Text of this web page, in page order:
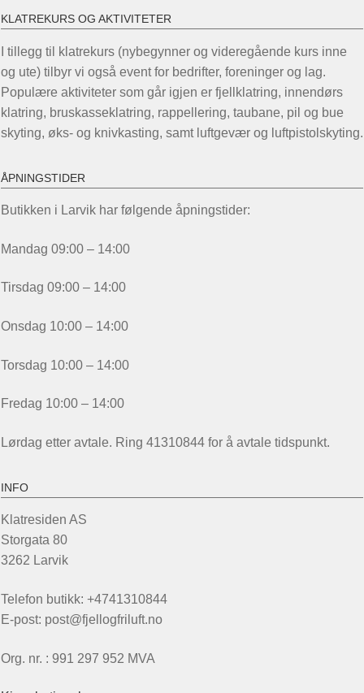
KLATREKURS OG AKTIVITETER
I tillegg til klatrekurs (nybegynner og videregående kurs inne
og ute) tilbyr vi også event for bedrifter, foreninger og lag.
Populære aktiviteter som går igjen er fjellklatring, innendørs
klatring, bruskasseklatring, rappellering, taubane, pil og bue
skyting, øks- og knivkasting, samt luftgevær og luftpistolskyting.
ÅPNINGSTIDER
Butikken i Larvik har følgende åpningstider:
Mandag 09:00 – 14:00
Tirsdag 09:00 – 14:00
Onsdag 10:00 – 14:00
Torsdag 10:00 – 14:00
Fredag 10:00 – 14:00
Lørdag etter avtale. Ring 41310844 for å avtale tidspunkt.
INFO
Klatresiden AS
Storgata 80
3262 Larvik
Telefon butikk: +4741310844
E-post: post@fjellogfriluft.no
Org. nr. : 991 297 952 MVA